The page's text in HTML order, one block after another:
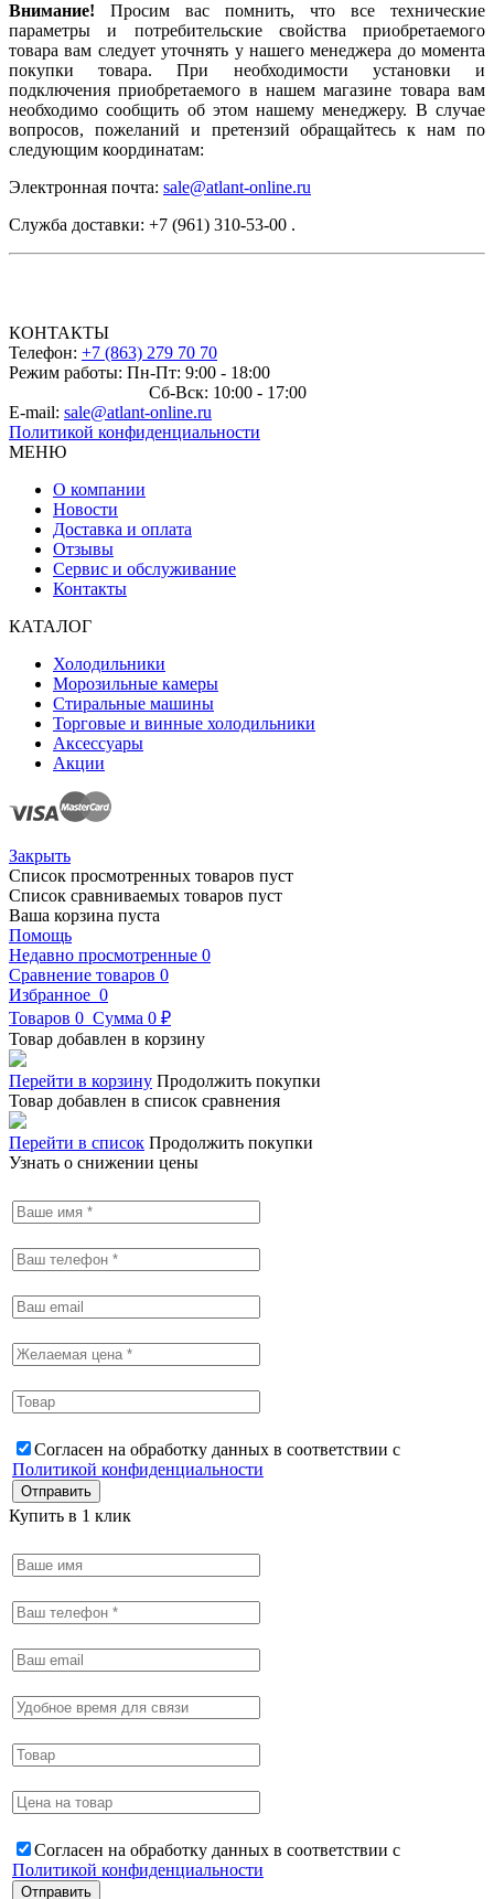
Внимание! Просим вас помнить, что все технические
параметры и потребительские свойства приобретаемого
товара вам следует уточнять у нашего менеджера до момента
покупки товара. При необходимости установки и
подключения приобретаемого в нашем магазине товара вам
необходимо сообщить об этом нашему менеджеру. В случае
вопросов, пожеланий и претензий обращайтесь к нам по
следующим координатам:
Электронная почта: sale@atlant-online.ru
Служба доставки: +7 (961) 310-53-00 .
КОНТАКТЫ
Телефон: +7 (863) 279 70 70
Режим работы: Пн-Пт: 9:00 - 18:00
Сб-Вск: 10:00 - 17:00
E-mail: sale@atlant-online.ru
Политикой конфиденциальности
МЕНЮ
О компании
Новости
Доставка и оплата
Отзывы
Сервис и обслуживание
Контакты
КАТАЛОГ
Холодильники
Морозильные камеры
Стиральные машины
Торговые и винные холодильники
Аксессуары
Акции
Закрыть
Список просмотренных товаров пуст
Список сравниваемых товаров пуст
Ваша корзина пуста
Помощь
Недавно просмотренные 0
Сравнение товаров 0
Избранное 0
Товаров 0 Сумма 0 ₽
Товар добавлен в корзину
Перейти в корзину Продолжить покупки
Товар добавлен в список сравнения
Перейти в список Продолжить покупки
Узнать о снижении цены
Согласен на обработку данных в соответствии с
Политикой конфиденциальности
Купить в 1 клик
Согласен на обработку данных в соответствии с
Политикой конфиденциальности